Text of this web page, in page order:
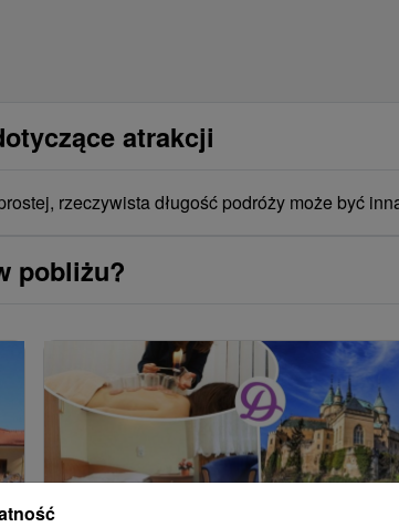
atrakcji
rzeczywista długość podróży może być
pobliżu?